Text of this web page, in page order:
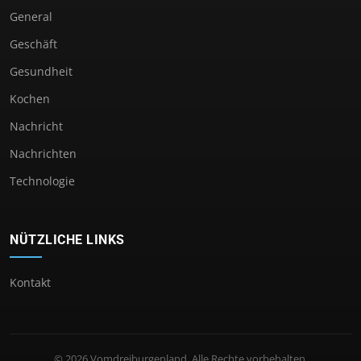
General
Geschäft
Gesundheit
Kochen
Nachricht
Nachrichten
Technologie
NÜTZLICHE LINKS
Kontakt